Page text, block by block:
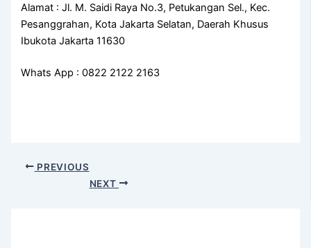
Alamat : Jl. M. Saidi Raya No.3, Petukangan Sel., Kec.
Pesanggrahan, Kota Jakarta Selatan, Daerah Khusus
Ibukota Jakarta 11630
Whats App : 0822 2122 2163
PREVIOUS
NEXT